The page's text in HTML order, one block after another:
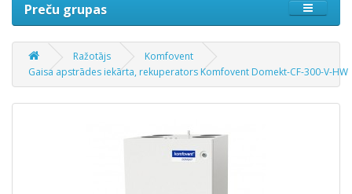
Preču grupas
Ražotājs
Komfovent
Gaisa apstrādes iekārta, rekuperators Komfovent Domekt-CF-300-V-HW